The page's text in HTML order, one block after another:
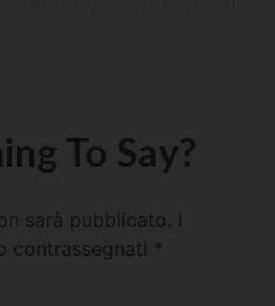
To Say?
sarà pubblicato.
contrassegnati *